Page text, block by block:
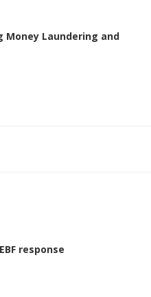
Money Laundering and
response